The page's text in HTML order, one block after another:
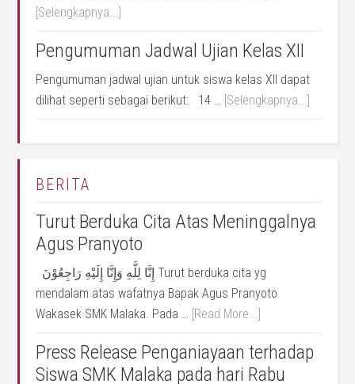
[Selengkapnya...]
Pengumuman Jadwal Ujian Kelas XII
Pengumuman jadwal ujian untuk siswa kelas XII dapat
dilihat seperti sebagai berikut: 14 … [Selengkapnya...]
BERITA
Turut Berduka Cita Atas Meninggalnya
Agus Pranyoto
mendalam atas wafatnya Bapak Agus Pranyoto
Wakasek SMK Malaka. Pada … [Read More...]
Press Release Penganiayaan terhadap
Siswa SMK Malaka pada hari Rabu